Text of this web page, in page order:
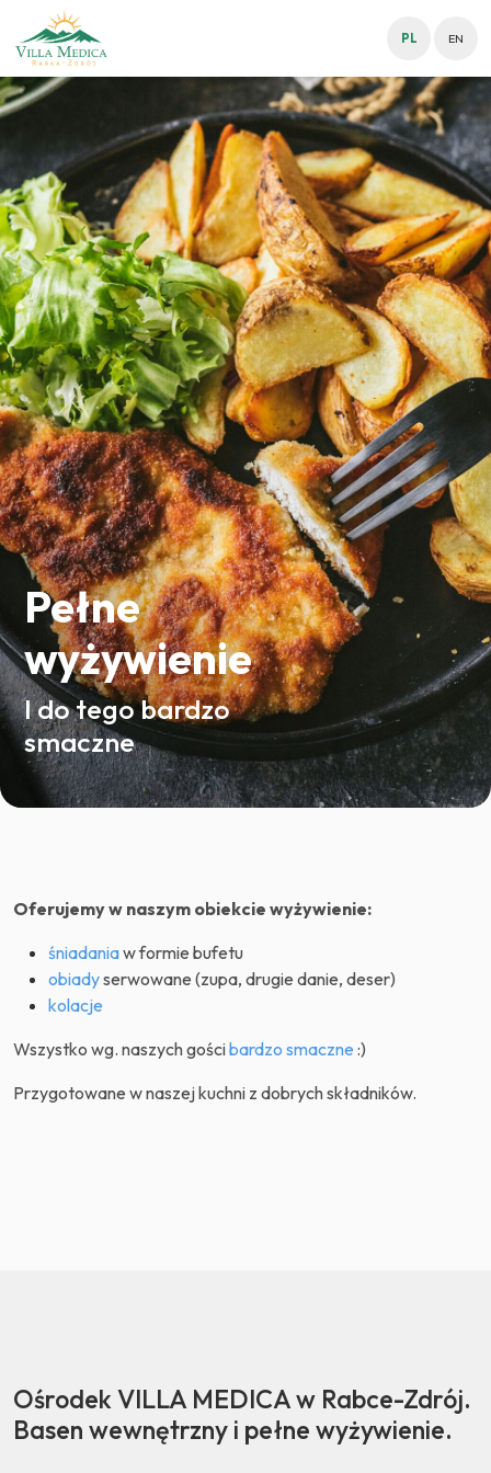
PL EN
Pełne
wyżywienie
I do tego bardzo
smaczne
Oferujemy w naszym obiekcie wyżywienie:
śniadaniaw formie bufetu
obiadyserwowane (zupa, drugie danie, deser)
kolacje
Wszystko wg. naszych gościbardzo smaczne :)
Przygotowane w naszej kuchni z dobrych składników.
Ośrodek VILLA MEDICA w Rabce-Zdrój.
Basen wewnętrzny i pełne wyżywienie.